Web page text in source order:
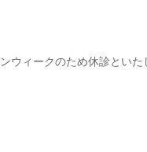
ウィークのため休診といた